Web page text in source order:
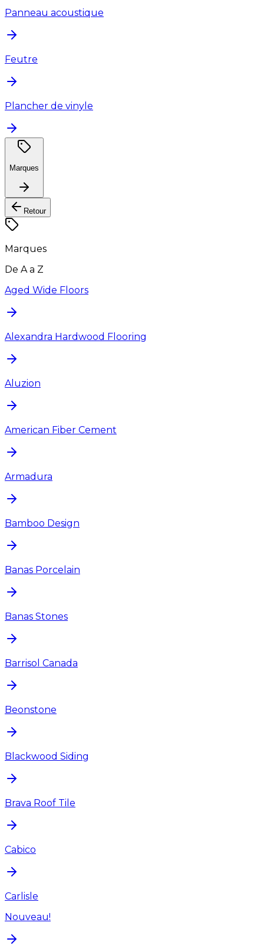
Panneau acoustique
Feutre
Plancher de vinyle
Marques
Retour
Marques
De A a Z
Aged Wide Floors
Alexandra Hardwood Flooring
Aluzion
American Fiber Cement
Armadura
Bamboo Design
Banas Porcelain
Banas Stones
Barrisol Canada
Beonstone
Blackwood Siding
Brava Roof Tile
Cabico
Carlisle
Nouveau!